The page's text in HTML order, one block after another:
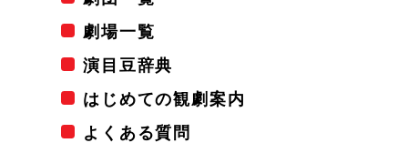
劇場一覧
演目豆辞典
はじめての観劇案内
よくある質問